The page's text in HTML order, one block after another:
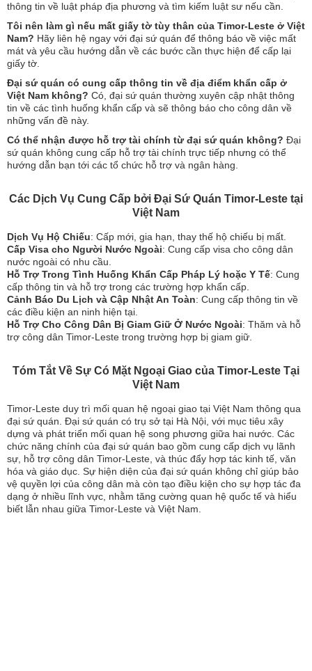
thông tin về luật pháp địa phương và tìm kiếm luật sư nếu cần.
Tôi nên làm gì nếu mất giấy tờ tùy thân của Timor-Leste ở Việt
Nam? Hãy liên hệ ngay với đại sứ quán để thông báo về việc mất
mát và yêu cầu hướng dẫn về các bước cần thực hiện để cấp lại
giấy tờ.
Đại sứ quán có cung cấp thông tin về địa điểm khẩn cấp ở
Việt Nam không? Có, đại sứ quán thường xuyên cập nhật thông
tin về các tình huống khẩn cấp và sẽ thông báo cho công dân về
những vấn đề này.
Có thể nhận được hỗ trợ tài chính từ đại sứ quán không? Đại
sứ quán không cung cấp hỗ trợ tài chính trực tiếp nhưng có thể
hướng dẫn bạn tới các tổ chức hỗ trợ và ngân hàng.
Các Dịch Vụ Cung Cấp bởi Đại Sứ Quán Timor-Leste tại
Việt Nam
Dịch Vụ Hộ Chiếu: Cấp mới, gia hạn, thay thế hộ chiếu bị mất.
Cấp Visa cho Người Nước Ngoài: Cung cấp visa cho công dân
nước ngoài có nhu cầu.
Hỗ Trợ Trong Tình Huống Khẩn Cấp Pháp Lý hoặc Y Tế: Cung
cấp thông tin và hỗ trợ trong các trường hợp khẩn cấp.
Cảnh Báo Du Lịch và Cập Nhật An Toàn: Cung cấp thông tin về
các điều kiện an ninh hiện tại.
Hỗ Trợ Cho Công Dân Bị Giam Giữ Ở Nước Ngoài: Thăm và hỗ
trợ công dân Timor-Leste trong trường hợp bị giam giữ.
Tóm Tắt Về Sự Có Mặt Ngoại Giao của Timor-Leste Tại
Việt Nam
Timor-Leste duy trì mối quan hệ ngoại giao tại Việt Nam thông qua
đại sứ quán. Đại sứ quán có trụ sở tại Hà Nội, với mục tiêu xây
dựng và phát triển mối quan hệ song phương giữa hai nước. Các
chức năng chính của đại sứ quán bao gồm cung cấp dịch vụ lãnh
sự, hỗ trợ công dân Timor-Leste, và thúc đẩy hợp tác kinh tế, văn
hóa và giáo dục. Sự hiện diện của đại sứ quán không chỉ giúp bảo
vệ quyền lợi của công dân mà còn tạo điều kiện cho sự hợp tác đa
dạng ở nhiều lĩnh vực, nhằm tăng cường quan hệ quốc tế và hiểu
biết lẫn nhau giữa Timor-Leste và Việt Nam.